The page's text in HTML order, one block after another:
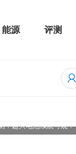
能源 评测
：超大电池续航可观！